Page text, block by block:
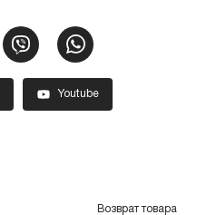
Youtube
Возврат товара